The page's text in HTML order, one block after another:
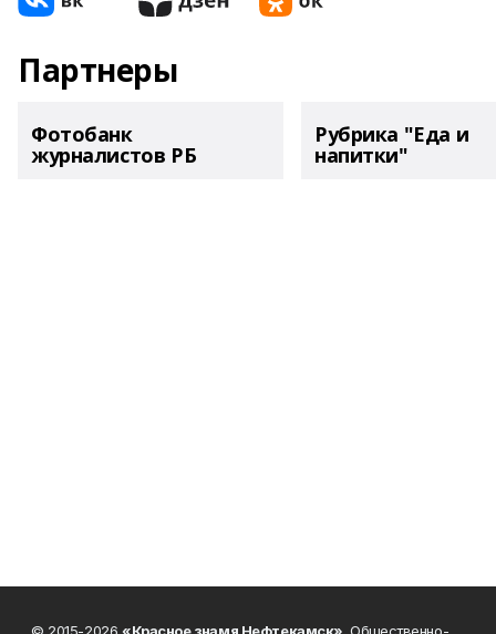
Партнеры
Фотобанк
журналистов РБ
Рубрика "Еда и
напитки"
© 2015-2026 «Красное знамя Нефтекамск». Общественно-